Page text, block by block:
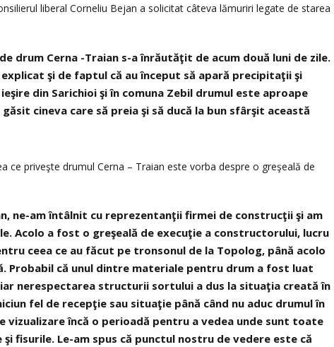
liberal Corneliu Bejan a solicitat câteva lămuriri legate de starea
drum Cerna -Traian s-a înrăutăţit de acum două luni de zile.
şi de faptul că au început să apară precipitaţii şi
din Sarichioi şi în comuna Zebil drumul este aproape
cineva care să preia şi să ducă la bun sfârşit această
ce priveşte drumul Cerna – Traian este vorba despre o greşeală de
ne-am întâlnit cu reprezentanţii firmei de construcţii şi am
Acolo a fost o greşeală de execuţie a constructorului, lucru
ceea ce au făcut pe tronsonul de la Topolog, până acolo
Probabil că unul dintre materiale pentru drum a fost luat
nerespectarea structurii sortului a dus la situaţia creată în
fel de recepţie sau situaţie până când nu aduc drumul în
vizualizare încă o perioadă pentru a vedea unde sunt toate
fisurile. Le-am spus că punctul nostru de vedere este că